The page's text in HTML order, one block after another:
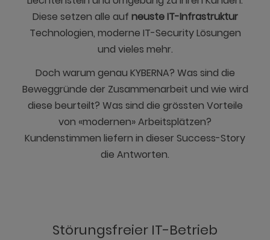
Diese setzen alle auf neuste IT-Infrastruktur
Technologien, moderne IT-Security Lösungen
und vieles mehr.
Doch warum genau KYBERNA? Was sind die
Beweggründe der Zusammenarbeit und wie wird
diese beurteilt? Was sind die grössten Vorteile
von «modernen» Arbeitsplätzen?
Kundenstimmen liefern in dieser Success-Story
die Antworten.
Störungsfreier IT-Betrieb